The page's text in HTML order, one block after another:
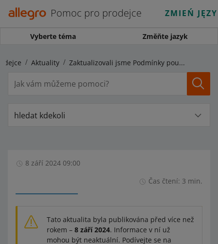
Pomoc pro prodejce ZMIEŃ
Vyberte téma Změňte jazyk
Aktuality Zaktualizovali jsme Podmínky používání portálu Allegro v souvislosti s předpisy DAC7
hledat kdekoli
8 září 2024 09:00
Čas čtení: 3 min.
Tato aktualita byla publikována před více než
rokem – 8 září 2024. Informace v ní už
mohou být neaktuální. Podívejte se na